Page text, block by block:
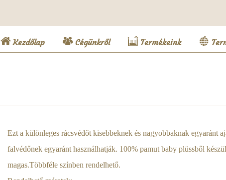
Kezdőlap (current)Cégünkről Termékeink
Ezt a különleges rácsvédőt kisebbeknek és nagyobbaknak egyaránt
falvédőnek egyaránt használhatják. 100% pamut baby plüssből
magas.Többféle színben rendelhető.